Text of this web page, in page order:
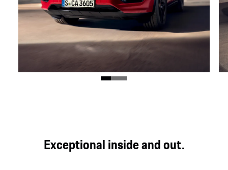
Three legendary letters that have always stood for
direct, genuine and powerful driving pleasure at
Exceptional inside and out.